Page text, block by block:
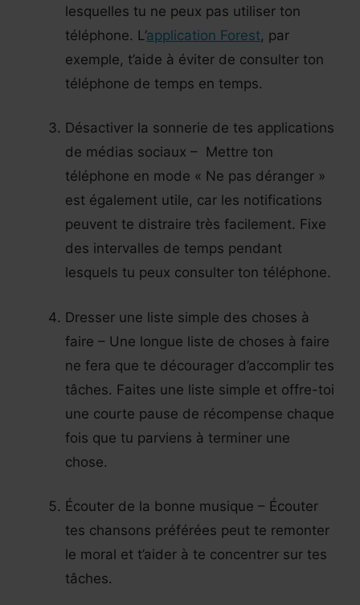
lesquelles tu ne peux pas utiliser ton
téléphone. L’application Forest, par
exemple, t’aide à éviter de consulter ton
téléphone de temps en temps.
Désactiver la sonnerie de tes applications
de médias sociaux – Mettre ton
téléphone en mode « Ne pas déranger »
est également utile, car les notifications
peuvent te distraire très facilement. Fixe
des intervalles de temps pendant
lesquels tu peux consulter ton téléphone.
Dresser une liste simple des choses à
faire – Une longue liste de choses à faire
ne fera que te décourager d’accomplir tes
tâches. Faites une liste simple et offre-toi
une courte pause de récompense chaque
fois que tu parviens à terminer une
chose.
Écouter de la bonne musique – Écouter
tes chansons préférées peut te remonter
le moral et t’aider à te concentrer sur tes
tâches.